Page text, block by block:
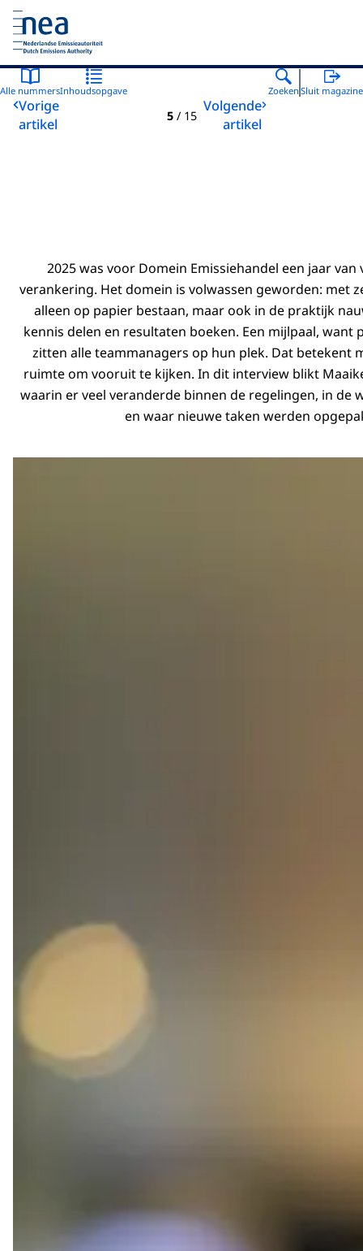
Naar de homepage van Nederlandse Emissieautoriteit
Alle nummersInhoudsopgave Zoeken Sluit magazine
Vorige
artikel
5 / 15
Volgende
artikel
2025 was voor Domein Emissiehandel een jaar
verankering. Het domein is volwassen geworden: met
alleen op papier bestaan, maar ook in de praktijk
kennis delen en resultaten boeken. Een mijlpaal, want
zitten alle teammanagers op hun plek. Dat betekent
ruimte om vooruit te kijken. In dit interview blikt
waarin er veel veranderde binnen de regelingen, in de
en waar nieuwe taken werden